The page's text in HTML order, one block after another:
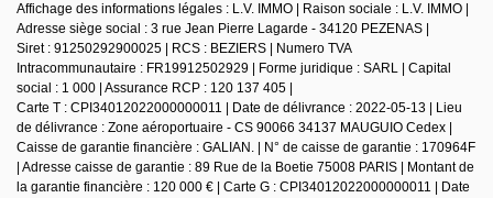
Affichage des informations légales : L.V. IMMO | Raison sociale : L.V. IMMO |
Adresse siège social : 3 rue Jean Pierre Lagarde - 34120 PEZENAS |
Siret : 91250292900025 | RCS : BEZIERS | Numero TVA
Intracommunautaire : FR19912502929 | Forme juridique : SARL | Capital
social : 1 000 | Assurance RCP : 120 137 405 |
Carte T : CPI34012022000000011 | Date de délivrance : 2022-05-13 | Lieu
de délivrance : Zone aéroportuaire - CS 90066 34137 MAUGUIO Cedex |
Caisse de garantie financière : GALIAN. | N° de caisse de garantie : 170964F
| Adresse caisse de garantie : 89 Rue de la Boetie 75008 PARIS | Montant de
la garantie financière : 120 000 € | Carte G : CPI34012022000000011 | Date